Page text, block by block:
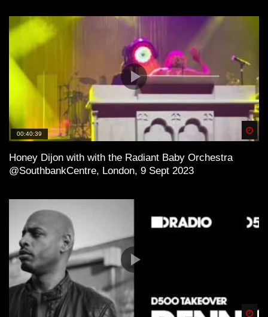
00:40:39
Honey Dijon with with the Radiant Baby Orchestra
@SouthbankCentre, London, 9 Sept 2023